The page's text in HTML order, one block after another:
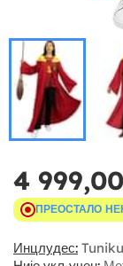
4
ПРЕОСТАЛО
Инцлудес: